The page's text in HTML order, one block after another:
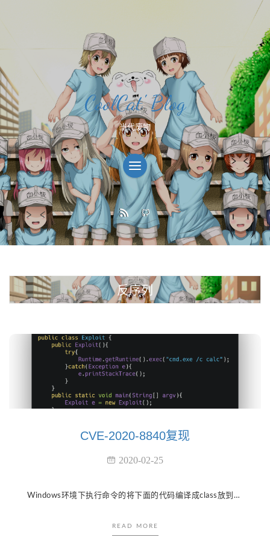
CoolCat' Blog
当代废物
反序列
CVE-2020-8840复现
2020-02-25
Windows环境下执行命令的将下面的代码编译成class放到服务器上 在class的同目录执行： python -m http.server 8080 开启一个简陋的web服务。 然后执行： java -cp marshalsec-0...
READ MORE